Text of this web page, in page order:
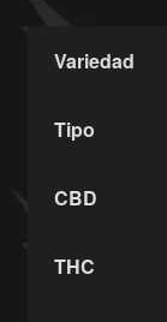
Variedad
Tipo
CBD
THC